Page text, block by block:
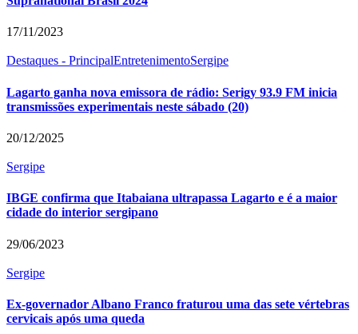
17/11/2023
Destaques - PrincipalEntretenimentoSergipe
Lagarto ganha nova emissora de rádio: Serigy 93.9 FM inicia
transmissões experimentais neste sábado (20)
20/12/2025
Sergipe
IBGE confirma que Itabaiana ultrapassa Lagarto e é a maior
cidade do interior sergipano
29/06/2023
Sergipe
Ex-governador Albano Franco fraturou uma das sete vértebras
cervicais após uma queda